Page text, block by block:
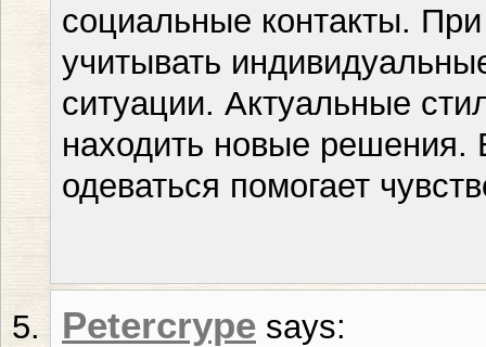
социальные контакты.
учитывать
ситуации. Актуальные
находить новые решения.
одеваться помогает
Petercrype says: